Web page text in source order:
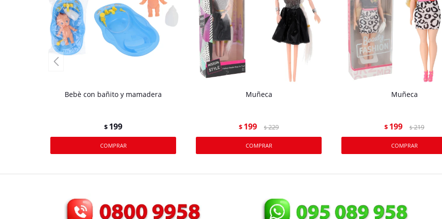
Bebè con bañito y mamadera
$ 199
Muñeca
$ 199 $ 229
Muñeca
$ 199 $ 219